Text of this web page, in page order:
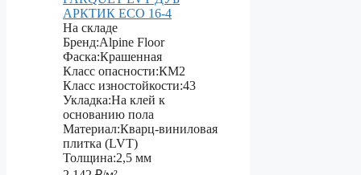
АРКТИК ЕСО 16-4
На складе
Бренд:Alpine Floor
Фаска:Крашенная
Класс опасности:КМ2
Класс изностойкости:43
Укладка:На клей к
основанию пола
Материал:Кварц-виниловая
плитка (LVT)
Толщина:2,5 мм